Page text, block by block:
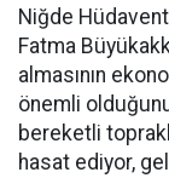
Niğde
Fatma
almasının
önemli
bereketli
hasat ediyor,